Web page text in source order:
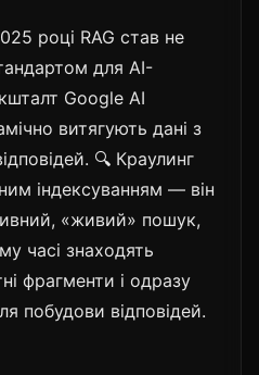
році RAG став не
для AI-
Google AI
витягують дані з
🔍 Краулинг
індексуванням — він
«живий» пошук,
часі знаходять
фрагменти і одразу
побудови відповідей.